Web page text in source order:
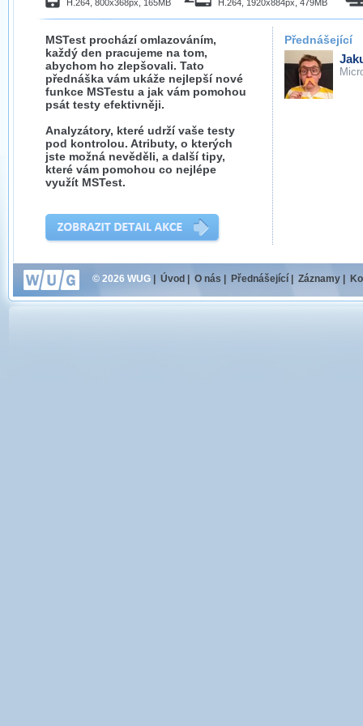
H.264, 800x368px, 165MB H.264, 1920x884px, 479MB
MSTest prochází omlazováním,
každý den pracujeme na tom,
abychom ho zlepšovali. Tato
přednáška vám ukáže nejlepší nové
funkce MSTestu a jak vám pomohou
psát testy efektivněji.
Analyzátory, které udrží vaše testy
pod kontrolou. Atributy, o kterých
jste možná nevěděli, a další tipy,
které vám pomohou co nejlépe
využít MSTest.
Přednášející
© 2026 WUG Úvod O nás Přednášející Záznamy